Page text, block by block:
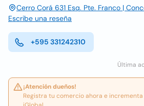
Cerro Corá 631 Esq. Pte. Franco |
Escribe una reseña
+595 331242310
Última
¡Atención dueños!
Registra tu comercio ahora e